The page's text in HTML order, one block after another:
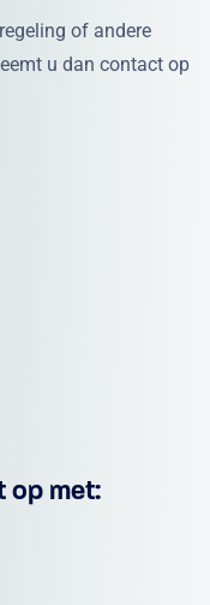
of andere
u dan contact op
op met: